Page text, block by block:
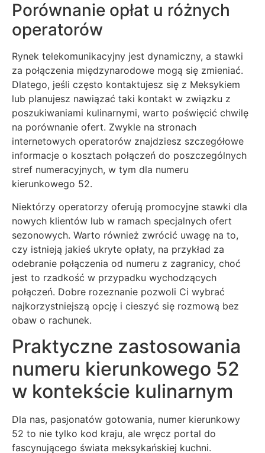
Porównanie opłat u różnych
operatorów
Rynek telekomunikacyjny jest dynamiczny, a stawki
za połączenia międzynarodowe mogą się zmieniać.
Dlatego, jeśli często kontaktujesz się z Meksykiem
lub planujesz nawiązać taki kontakt w związku z
poszukiwaniami kulinarnymi, warto poświęcić chwilę
na porównanie ofert. Zwykle na stronach
internetowych operatorów znajdziesz szczegółowe
informacje o kosztach połączeń do poszczególnych
stref numeracyjnych, w tym dla numeru
kierunkowego 52.
Niektórzy operatorzy oferują promocyjne stawki dla
nowych klientów lub w ramach specjalnych ofert
sezonowych. Warto również zwrócić uwagę na to,
czy istnieją jakieś ukryte opłaty, na przykład za
odebranie połączenia od numeru z zagranicy, choć
jest to rzadkość w przypadku wychodzących
połączeń. Dobre rozeznanie pozwoli Ci wybrać
najkorzystniejszą opcję i cieszyć się rozmową bez
obaw o rachunek.
Praktyczne zastosowania
numeru kierunkowego 52
w kontekście kulinarnym
Dla nas, pasjonatów gotowania, numer kierunkowy
52 to nie tylko kod kraju, ale wręcz portal do
fascynującego świata meksykańskiej kuchni.